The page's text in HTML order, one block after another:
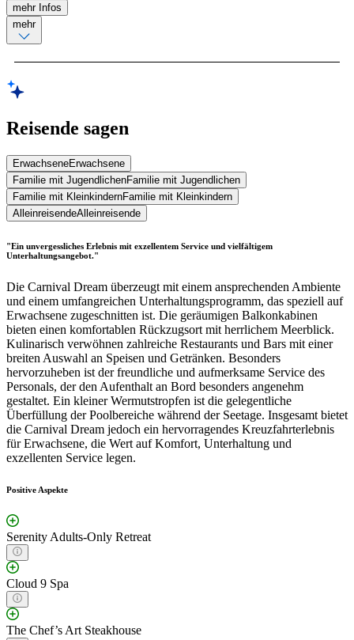
mehr Infos
mehr
Reisende sagen
ErwachseneErwachsene
Familie mit JugendlichenFamilie mit Jugendlichen
Familie mit KleinkindernFamilie mit Kleinkindern
AlleinreisendeAlleinreisende
"Ein unvergessliches Erlebnis mit exzellentem Service und vielfältigem
Unterhaltungsangebot."
Die Carnival Dream überzeugt mit einem ansprechenden Ambiente
und einem umfangreichen Unterhaltungsprogramm, das speziell auf
Erwachsene zugeschnitten ist. Die geräumigen Balkonkabinen
bieten einen komfortablen Rückzugsort mit herrlichem Meerblick.
Kulinarisch verwöhnen zahlreiche Restaurants und Bars mit einer
breiten Auswahl an Speisen und Getränken. Besonders
hervorzuheben ist der freundliche und aufmerksame Service des
Personals, der den Aufenthalt an Bord besonders angenehm
gestaltet. Ein kleiner Wermutstropfen ist die gelegentliche
Überfüllung der Poolbereiche während der Seetage. Insgesamt bietet
die Carnival Dream jedoch ein hervorragendes Kreuzfahrterlebnis
für Erwachsene, die Wert auf Komfort, Unterhaltung und
exzellenten Service legen.
Positive Aspekte
Serenity Adults-Only Retreat
Cloud 9 Spa
The Chef’s Art Steakhouse